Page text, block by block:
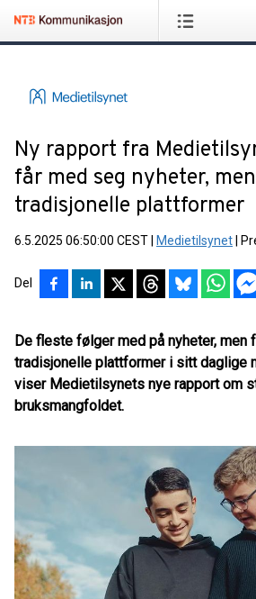
Ny rapport fra
får med seg nyheter,
tradisjonelle plattformer
6.5.2025 06:50:00 CEST Medietilsynet
Del
De fleste følger med på nyheter, men
tradisjonelle plattformer i sitt daglige
viser Medietilsynets nye rapport om
bruksmangfoldet.